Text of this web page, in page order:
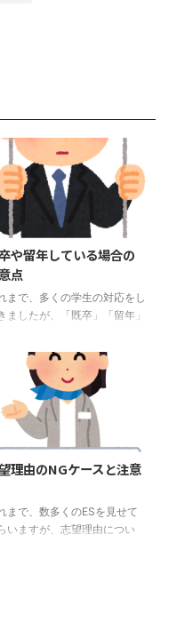
や留年している場合の
点
まで、多くの学生の対応をし
ましたが、「既卒」「留年」
思われる状況にある学生もいま
。 本当のことを言うと、「既
」か「留年」というだけで不利
はあまりなりません。大切なこ
は、 「理由」が何か その「理
」をESに書いているかどうか
の2点です。 この点をESに書い
ない場合、確実に「不利」に
ます。 「既卒」「留年」の
の理由の書き方 皆さんが就
していると、最近のブーム
理由のNGケースと注意
まで、数多くのESを見せて
いますが、志望理由につい